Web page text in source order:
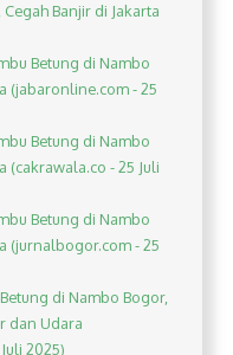
Banjir di Jakarta
Betung di Nambo
(jabaronline.com - 25
Betung di Nambo
(cakrawala.co - 25 Juli
Betung di Nambo
(jurnalbogor.com - 25
di Nambo Bogor,
dan Udara
2025)